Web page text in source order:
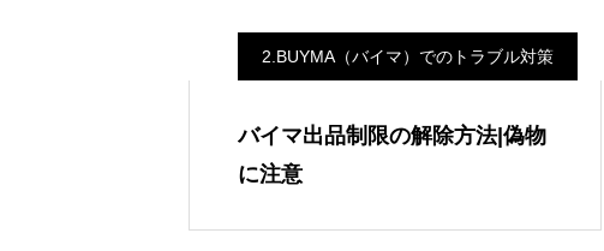
2.BUYMA（バイマ）でのトラブル対策
バイマ出品制限の解除方法|偽物
に注意